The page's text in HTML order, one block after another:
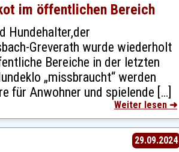
im öffentlichen Bereich
Hundehalter,der
Greverath wurde wiederholt
Bereiche in der letzten
„missbraucht“ werden
für Anwohner und spielende […]
Weiter lesen ➜
29.09.2024